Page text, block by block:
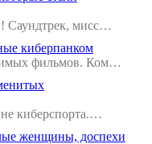
Саундтрек, мисс…
киберпанком
фильмов. Ком…
киберспорта.…
женщины, доспехи